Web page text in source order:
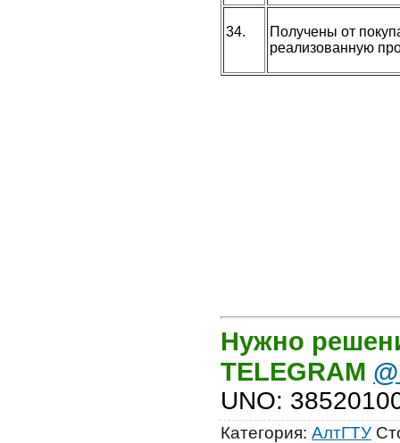
34.
Получены от
реализованную
Нужно
TELEGRAM
UNO:
Категория: АлтГТУ